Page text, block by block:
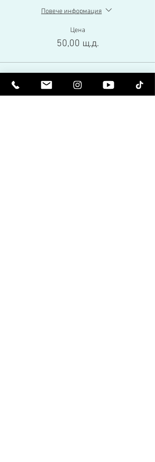
Повече информация
Цена
50,00 щ.д.